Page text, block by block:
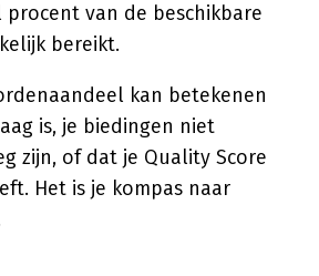
van de beschikbare
bereikt.
kan betekenen
is, je biedingen niet
zijn, of dat je Quality Score
Het is je kompas naar